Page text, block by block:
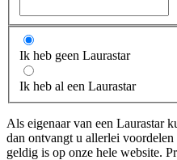
Ik heb geen Laurastar
Ik heb al een Laurastar
Als eigenaar van een Laurastar
dan ontvangt u allerlei
geldig is op onze hele website.